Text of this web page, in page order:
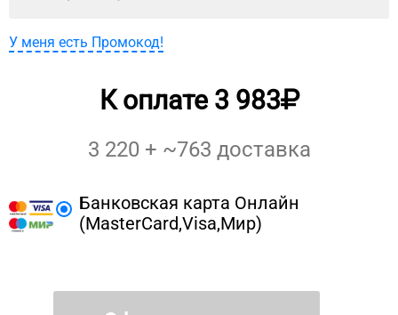
У меня есть Промокод!
К оплате 3 983
3 220 + ~763 доставка
Банковская карта Онлайн
(MasterCard,Visa,Мир)